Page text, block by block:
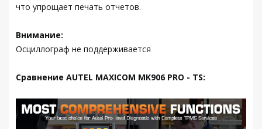
что упрощает печать отчетов.
Внимание:
Осциллограф не поддерживается
Сравнение AUTEL MAXICOM MK906 PRO - TS: